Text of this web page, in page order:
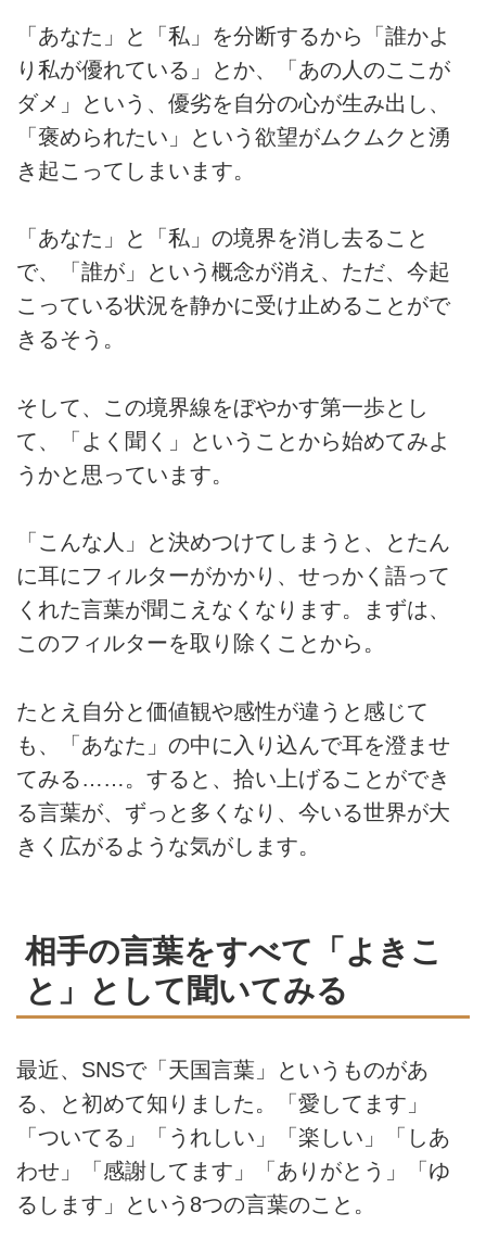
「あなた」と「私」を分断するから「誰かよ
り私が優れている」とか、「あの人のここが
ダメ」という、優劣を自分の心が生み出し、
「褒められたい」という欲望がムクムクと湧
き起こってしまいます。
「あなた」と「私」の境界を消し去ること
で、「誰が」という概念が消え、ただ、今起
こっている状況を静かに受け止めることがで
きるそう。
そして、この境界線をぼやかす第一歩とし
て、「よく聞く」ということから始めてみよ
うかと思っています。
「こんな人」と決めつけてしまうと、とたん
に耳にフィルターがかかり、せっかく語って
くれた言葉が聞こえなくなります。まずは、
このフィルターを取り除くことから。
たとえ自分と価値観や感性が違うと感じて
も、「あなた」の中に入り込んで耳を澄ませ
てみる……。すると、拾い上げることができ
る言葉が、ずっと多くなり、今いる世界が大
きく広がるような気がします。
相手の言葉をすべて「よきこ
と」として聞いてみる
最近、SNSで「天国言葉」というものがあ
る、と初めて知りました。「愛してます」
「ついてる」「うれしい」「楽しい」「しあ
わせ」「感謝してます」「ありがとう」「ゆ
るします」という8つの言葉のこと。